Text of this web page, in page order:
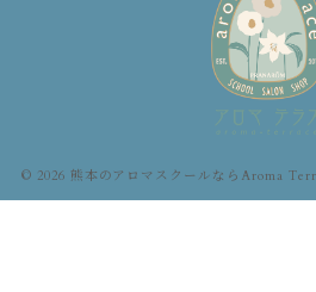
© 2026 熊本のアロマスクールならAroma